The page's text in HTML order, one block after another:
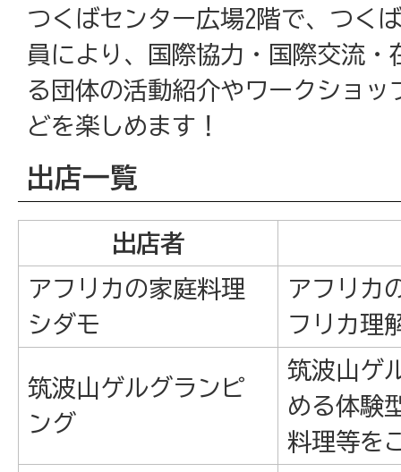
つくばセンター広場2階で、つく
員により、国際協力・国際交流・
る団体の活動紹介やワークショッ
どを楽しめます！
出店一覧
出店者
アフリカの家庭料理
シダモ
アフリカ
フリカ理
筑波山ゲルグランピ
ング
筑波山ゲ
める体験
料理等を